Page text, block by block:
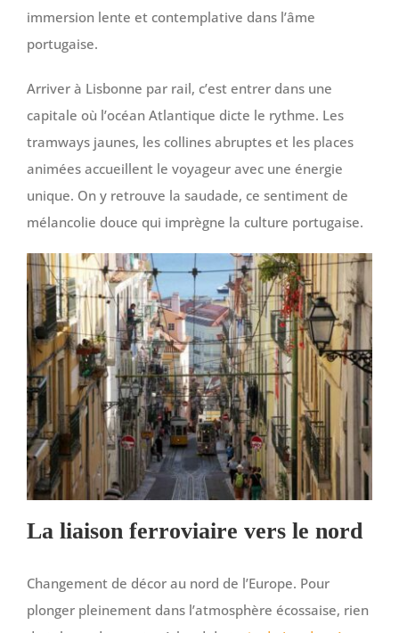
immersion lente et contemplative dans l’âme
portugaise.
Arriver à Lisbonne par rail, c’est entrer dans une
capitale où l’océan Atlantique dicte le rythme. Les
tramways jaunes, les collines abruptes et les places
animées accueillent le voyageur avec une énergie
unique. On y retrouve la saudade, ce sentiment de
mélancolie douce qui imprègne la culture portugaise.
La liaison ferroviaire vers le nord
Changement de décor au nord de l’Europe. Pour
plonger pleinement dans l’atmosphère écossaise, rien